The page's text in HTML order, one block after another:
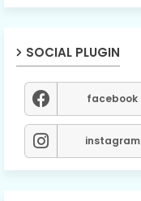
SOCIAL PLUGIN
facebook
instagram